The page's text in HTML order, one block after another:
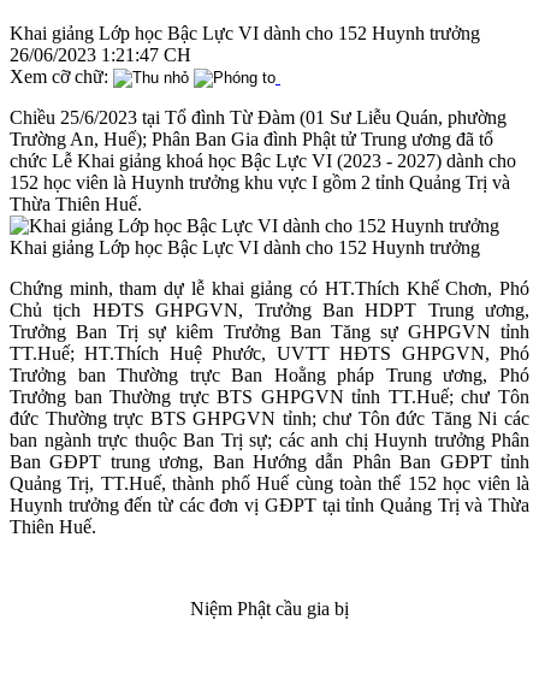
Khai giảng Lớp học Bậc Lực VI dành cho 152 Huynh trưởng
26/06/2023 1:21:47 CH
Xem cỡ chữ:
Chiều 25/6/2023 tại Tổ đình Từ Đàm (01 Sư Liễu Quán, phường
Trường An, Huế); Phân Ban Gia đình Phật tử Trung ương đã tổ
chức Lễ Khai giảng khoá học Bậc Lực VI (2023 - 2027) dành cho
152 học viên là Huynh trưởng khu vực I gồm 2 tỉnh Quảng Trị và
Thừa Thiên Huế.
Khai giảng Lớp học Bậc Lực VI dành cho 152 Huynh trưởng
Chứng minh, tham dự lễ khai giảng có HT.Thích Khế Chơn, Phó
Chủ tịch HĐTS GHPGVN, Trưởng Ban HDPT Trung ương,
Trưởng Ban Trị sự kiêm Trưởng Ban Tăng sự GHPGVN tỉnh
TT.Huế; HT.Thích Huệ Phước, UVTT HĐTS GHPGVN, Phó
Trưởng ban Thường trực Ban Hoằng pháp Trung ương, Phó
Trưởng ban Thường trực BTS GHPGVN tỉnh TT.Huế; chư Tôn
đức Thường trực BTS GHPGVN tỉnh; chư Tôn đức Tăng Ni các
ban ngành trực thuộc Ban Trị sự; các anh chị Huynh trưởng Phân
Ban GĐPT trung ương, Ban Hướng dẫn Phân Ban GĐPT tỉnh
Quảng Trị, TT.Huế, thành phố Huế cùng toàn thể 152 học viên là
Huynh trưởng đến từ các đơn vị GĐPT tại tỉnh Quảng Trị và Thừa
Thiên Huế.
Niệm Phật cầu gia bị